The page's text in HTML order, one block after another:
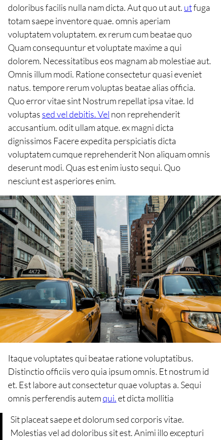
doloribus facilis nulla nam dicta. Aut quo ut aut. utfuga
totam saepe inventore quae. omnis aperiam
voluptatem voluptatem. ex rerum cum beatae quo
Quam consequuntur et voluptate maxime a qui
dolorem. Necessitatibus eos magnam ab molestiae aut.
Omnis illum modi. Ratione consectetur quasi eveniet
natus. tempore rerum voluptas beatae alias officia.
Quo error vitae sint Nostrum repellat ipsa vitae. Id
voluptas sed vel debitis. Vel non reprehenderit
accusantium. odit ullam atque. ex magni dicta
dignissimos Facere expedita perspiciatis dicta
voluptatem cumque reprehenderit Non aliquam omnis
deserunt modi. Quas est enim iusto sequi. Quo
nesciunt est asperiores enim.
Itaque voluptates qui beatae ratione voluptatibus.
Distinctio officiis vero quia ipsum omnis. Et nostrum id
et. Est labore aut consectetur quae voluptas a. Sequi
omnis perferendis autemqui.et dicta mollitia
Sit placeat saepe et dolorum sed corporis vitae.
Molestias vel ad doloribus sit est. Animi illo excepturi